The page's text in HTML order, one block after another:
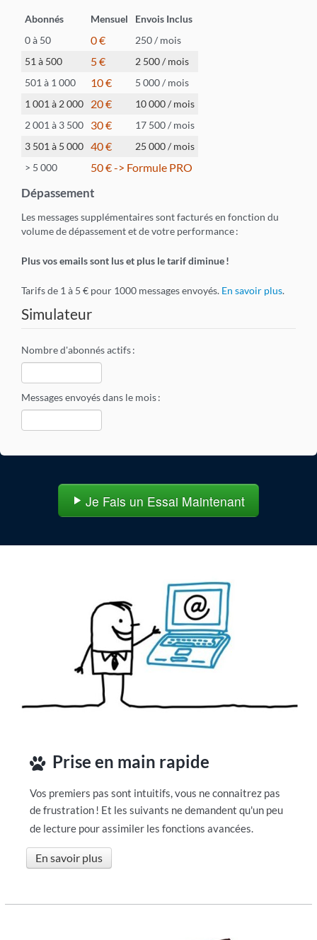
Abonnés Mensuel
Envois Inclus
0 à 50
0 €
250 / mois
51 à 500
5 €
2 500 / mois
501 à 1 000
10 €
5 000 / mois
1 001 à 2 000
20 €
10 000 / mois
2 001 à 3 500
30 €
17 500 / mois
3 501 à 5 000 40 €
25 000 / mois
> 5 000
50 € -> Formule PRO
Dépassement
Les messages supplémentaires sont facturés en fonction du
volume de dépassement et de votre performance:
Plus vos emails sont lus et plus le tarif diminue!
Tarifs de 1à 5 € pour 1000 messages envoyés. En savoir plus.
Simulateur
Nombre d'abonnés actifs:
Messages envoyés dans le mois:
Je Fais un Essai Maintenant
Prise en main rapide
Vos premiers pas sont intuitifs, vous ne connaitrez pas
de frustration ! Et les suivants ne demandent qu'un peu
de lecture pour assimiler les fonctions avancées.
En savoir plus